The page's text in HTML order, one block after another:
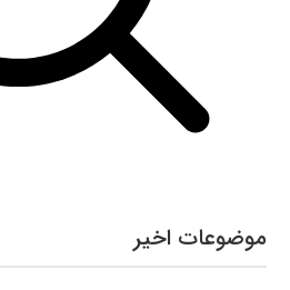
موضوعات اخیر